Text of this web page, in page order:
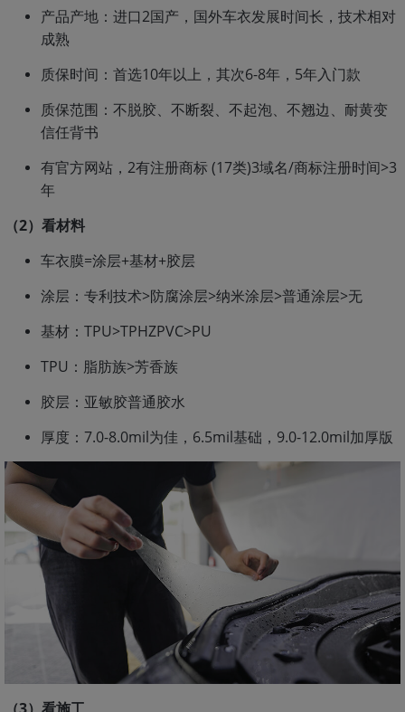
产品产地：进口2国产，国外车衣发展时间长，技术相对
成熟
质保时间：首选10年以上，其次6-8年，5年入门款
质保范围：不脱胶、不断裂、不起泡、不翘边、耐黄变
信任背书
有官方网站，2有注册商标 (17类)3域名/商标注册时间>3
年
（2）看材料
车衣膜=涂层+基材+胶层
涂层：专利技术>防腐涂层>纳米涂层>普通涂层>无
基材：TPU>TPHZPVC>PU
TPU：脂肪族>芳香族
胶层：亚敏胶普通胶水
厚度：7.0-8.0mil为佳，6.5mil基础，9.0-12.0mil加厚版